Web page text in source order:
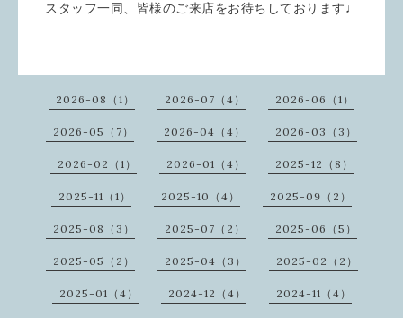
スタッフ一同、皆様のご来店をお待ちしております♩
2026-08（1） 2026-07（4） 2026-06（1）
2026-05（7） 2026-04（4） 2026-03（3）
2026-02（1） 2026-01（4） 2025-12（8）
2025-11（1） 2025-10（4） 2025-09（2）
2025-08（3） 2025-07（2） 2025-06（5）
2025-05（2） 2025-04（3） 2025-02（2）
2025-01（4） 2024-12（4） 2024-11（4）